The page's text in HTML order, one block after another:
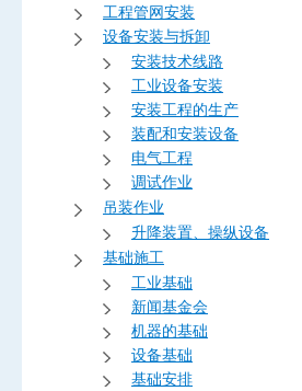
工程管网安装
设备安装与拆卸
安装技术线路
工业设备安装
安装工程的生产
装配和安装设备
电气工程
调试作业
吊装作业
升降装置、操纵设备
基础施工
工业基础
新闻基金会
机器的基础
设备基础
基础安排